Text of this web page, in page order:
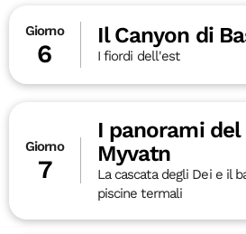
Giorno
6
Il Canyon di
I fiordi dell'est
Giorno
7
I panorami del
Myvatn
La cascata degli Dei e il
piscine termali